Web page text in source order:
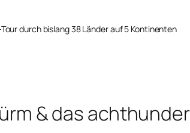
durch bislang 38 Länder auf 5 Kontinenten
& das